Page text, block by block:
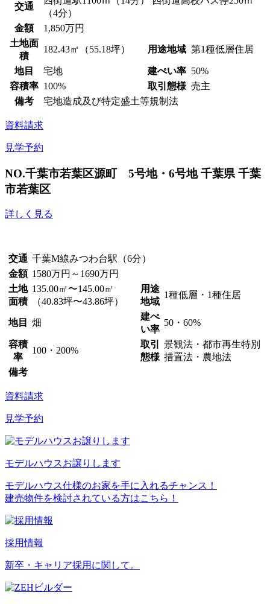
交通
（4分）
金額
1,850万円
土地面
積
182.43㎡（55.18坪） 用途地域 第1種低層住居
地目 宅地 建ぺい率 50%
容積率 100% 取引態様 売主
備考
宅地造成及び特定盛土等規制法
資料請求
見学予約
NO.千葉市若葉区源町 5号地・6号地千葉県 千葉
市若葉区
詳しく見る
交通 千葉M線みつわ台駅（6分）
金額 1580万円～1690万円
土地
面積
135.00㎡〜145.00㎡
（40.83坪〜43.86坪）
用途
地域
1種低層・1種住居
地目 畑
建ぺ
い率
50・60%
容積
率
100・200%
取引
態様
景観法・都市再生特別
措置法・農地法
備考
資料請求
見学予約
モデルハウスお譲りします
モデルハウス仕様のお家を手に入れるチャンス！
建売物件を検討されている方はこちら！
採用情報
新卒・キャリア採用に関して。